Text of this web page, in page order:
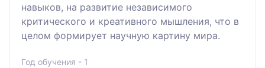
навыков, на развитие независимого
критического и креативного мышления, что в
целом формирует научную картину мира.
Год обучения - 1